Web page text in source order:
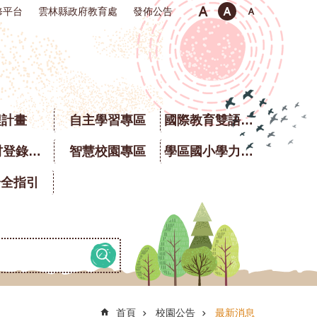
平台 雲林縣政府教育處 發佈公告
畫 自主學習專區 國際教育雙語專區
校園食材登錄平臺 智慧校園專區 學區國小學力銜接題庫
指引
首頁 校園公告 最新消息